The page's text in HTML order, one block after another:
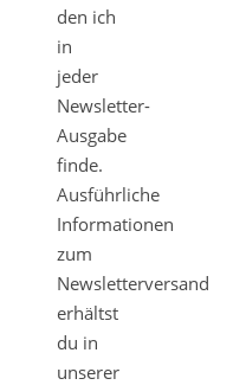
den ich
in
jeder
Newsletter-
Ausgabe
finde.
Ausführliche
Informationen
zum
Newsletterversand
erhältst
du in
unserer